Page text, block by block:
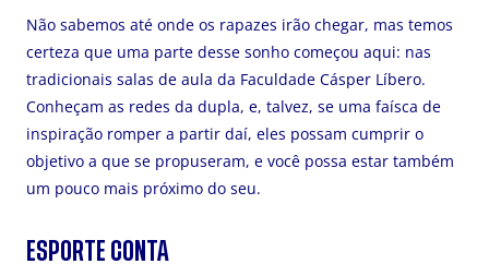
Não sabemos até onde os rapazes irão chegar, mas temos
certeza que uma parte desse sonho começou aqui: nas
tradicionais salas de aula da Faculdade Cásper Líbero.
Conheçam as redes da dupla, e, talvez, se uma faísca de
inspiração romper a partir daí, eles possam cumprir o
objetivo a que se propuseram, e você possa estar também
um pouco mais próximo do seu.
ESPORTE CONTA